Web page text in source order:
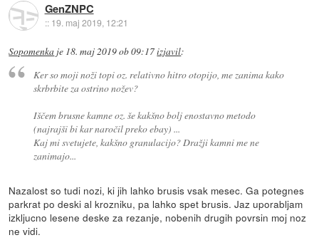
GenZNPC
:: 19. maj 2019, 12:21
Sopomenka je 18. maj 2019 ob 09:17izjavil:
Ker so moji noži topi oz. relativno hitro otopijo, me zanima kako
skrbrbite za ostrino nožev?
Iščem brusne kamne oz. še kakšno bolj enostavno metodo
(najrajši bi kar naročil preko ebay) ...
Kaj mi svetujete, kakšno granulacijo? Dražji kamni me ne
zanimajo...
Nazalost so tudi nozi, ki jih lahko brusis vsak mesec. Ga potegnes
parkrat po deski al krozniku, pa lahko spet brusis. Jaz uporabljam
izkljucno lesene deske za rezanje, nobenih drugih povrsin moj noz
ne vidi.